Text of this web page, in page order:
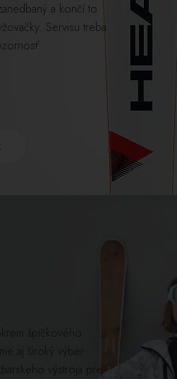
a končí to
Servisu treba
špičkového
aj široký výber
výstroja pre